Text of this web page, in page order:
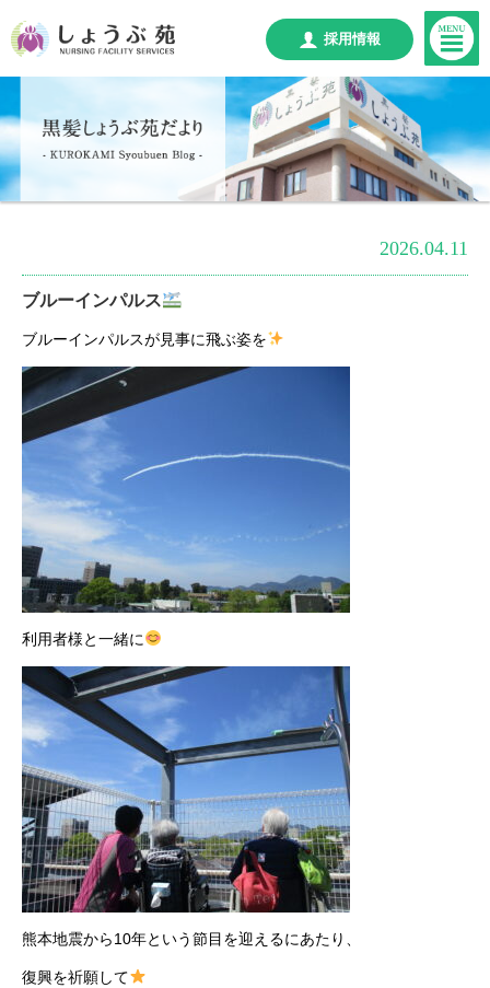
採用情報
2026.04.11
ブルーインパルス
ブルーインパルスが見事に飛ぶ姿を
利用者様と一緒に
熊本地震から10年という節目を迎えるにあたり、
復興を祈願して